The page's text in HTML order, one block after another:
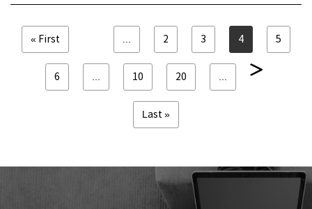
« First ... 2 3 4 5
6 ... 10 20 ...
Last »